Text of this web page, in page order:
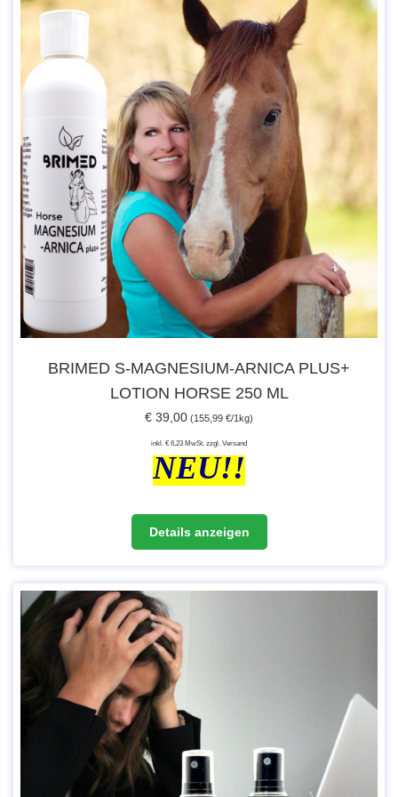
EXTRACT;
HYPERICUM PERFORATUM EXTRACT;
HYDROXYPROPYL-
STARCH-PHOSPHAT;
LAVANDULA ANGUSTIFOLIA EXTRACT;
PROPOLIS
EXTRACT;
CITRIC ACID; SODIUM
BENZOATE;
POTASSIUM
SORBATE;
Die Lösung kann auf der Haut verbleiben.
Nicht in die Augen sprühen. Nicht auf
offene Wunden auftragen.
ußerhalb der Reichweite von Kindern aufbewahren.
Vor Gebrauch gut schütteln.
„Dieses hochwertige Produkt wurde mittels
einem speziellen biophysikalischen Verfahren
BRIMED S-MAGNESIUM-ARNICA PLUS+
LOTION HORSE 250 ML
€ 39,00 (155,99 €/1kg)
inkl. € 6,23 MwSt. zzgl. Versand
NEU!!
BRIMED S-MAGNESIUM-ARNICA Horse plus+ Lotion
250 ml
MAGNESIUM CHLORIDE 60 % (Pharma-Qualität);
AQUA(Aqua purificata),
HYDROXYPROPYL-STARCH-PHOSPHAT;
ARNICA MONTANA EXTRACT;
Details anzeigen